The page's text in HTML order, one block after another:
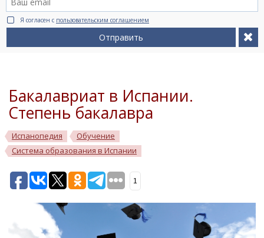
Недвижимость
Бизнес
Документы
Я согласен с пользовательским соглашением
Отправить
Бакалавриат в Испании.
Степень бакалавра
Испанопедия
Обучение
Система образования в Испании
1